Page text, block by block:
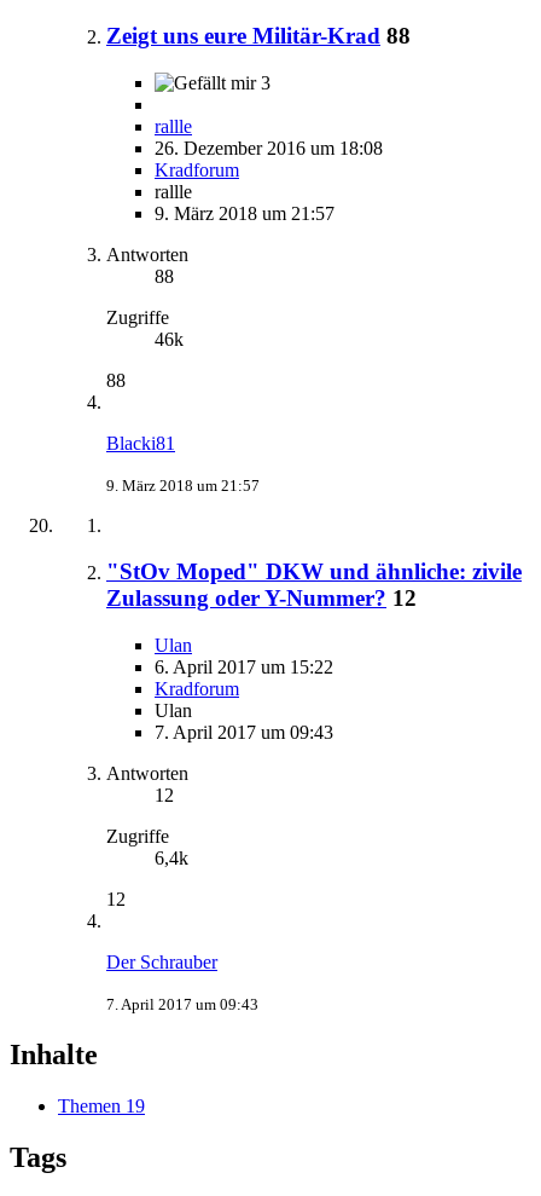
Zeigt uns eure Militär-Krad 88
3
rallle
26. Dezember 2016 um 18:08
Kradforum
rallle
9. März 2018 um 21:57
Antworten
88
Zugriffe
46k
88
Blacki81
9. März 2018 um 21:57
"StOv Moped" DKW und ähnliche: zivile
Zulassung oder Y-Nummer? 12
Ulan
6. April 2017 um 15:22
Kradforum
Ulan
7. April 2017 um 09:43
Antworten
12
Zugriffe
6,4k
12
Der Schrauber
7. April 2017 um 09:43
Inhalte
Themen 19
Tags